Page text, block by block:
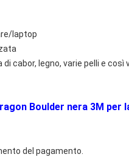
laptop
cabor, legno, varie pelli e così
Boulder nera 3M per
del pagamento.